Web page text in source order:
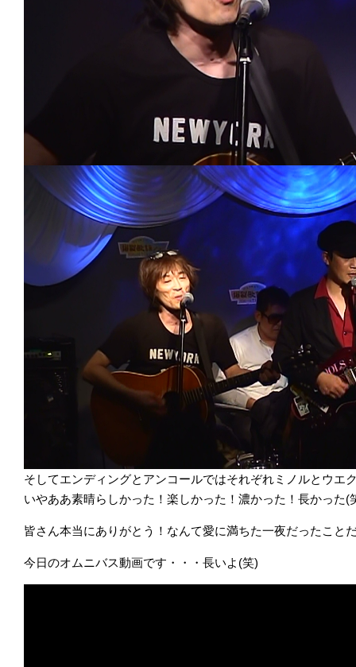
そしてエンディングとアンコールではそれぞれミノルとウエ
いやああ素晴らしかった！楽しかった！濃かった！長かった(
皆さん本当にありがとう！なんて愛に満ちた一夜だったこと
今日のオムニバス動画です・・・長いよ(笑)